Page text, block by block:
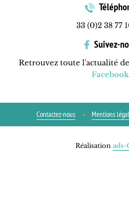
33 (0)2 38 77
Suivez-
Retrouvez toute l'actualité
Facebook
Contactez-nous Mentions
Réalisation